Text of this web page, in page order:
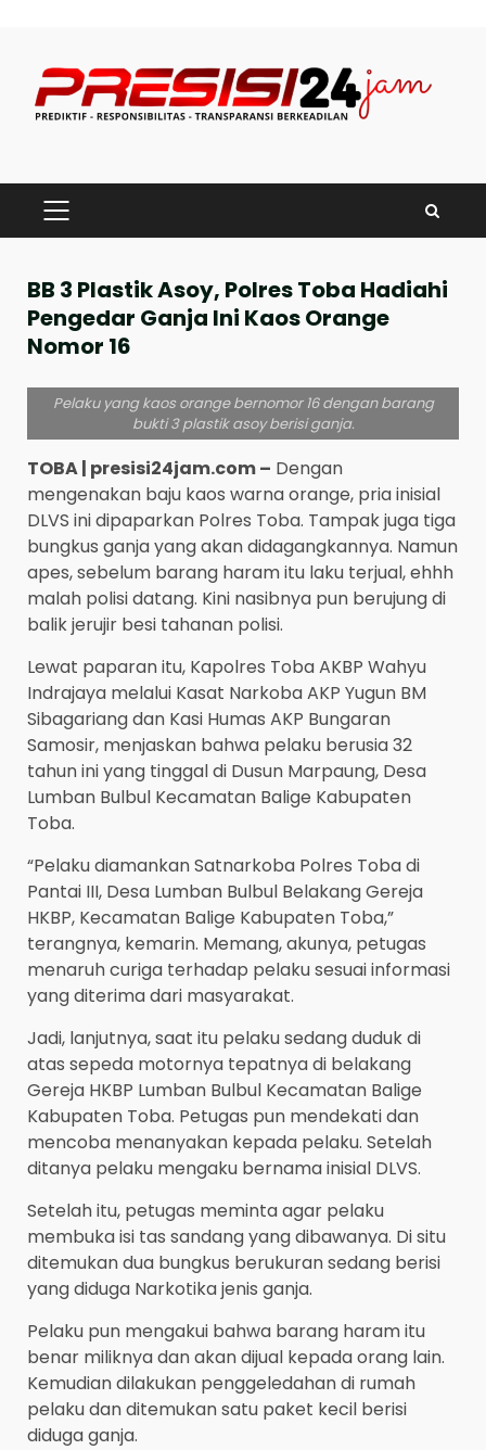
content
PRIMARY
MENU
BB 3 Plastik Asoy, Polres Toba Hadiahi
Pengedar Ganja Ini Kaos Orange
Nomor 16
Pelaku yang kaos orange bernomor 16 dengan barang
bukti 3 plastik asoy berisi ganja.
TOBA | presisi24jam.com – Dengan
mengenakan baju kaos warna orange, pria inisial
DLVS ini dipaparkan Polres Toba. Tampak juga tiga
bungkus ganja yang akan didagangkannya. Namun
apes, sebelum barang haram itu laku terjual, ehhh
malah polisi datang. Kini nasibnya pun berujung di
balik jerujir besi tahanan polisi.
Lewat paparan itu, Kapolres Toba AKBP Wahyu
Indrajaya melalui Kasat Narkoba AKP Yugun BM
Sibagariang dan Kasi Humas AKP Bungaran
Samosir, menjaskan bahwa pelaku berusia 32
tahun ini yang tinggal di Dusun Marpaung, Desa
Lumban Bulbul Kecamatan Balige Kabupaten
Toba.
“Pelaku diamankan Satnarkoba Polres Toba di
Pantai III, Desa Lumban Bulbul Belakang Gereja
HKBP, Kecamatan Balige Kabupaten Toba,”
terangnya, kemarin. Memang, akunya, petugas
menaruh curiga terhadap pelaku sesuai informasi
yang diterima dari masyarakat.
Jadi, lanjutnya, saat itu pelaku sedang duduk di
atas sepeda motornya tepatnya di belakang
Gereja HKBP Lumban Bulbul Kecamatan Balige
Kabupaten Toba. Petugas pun mendekati dan
mencoba menanyakan kepada pelaku. Setelah
ditanya pelaku mengaku bernama inisial DLVS.
Setelah itu, petugas meminta agar pelaku
membuka isi tas sandang yang dibawanya. Di situ
ditemukan dua bungkus berukuran sedang berisi
yang diduga Narkotika jenis ganja.
Pelaku pun mengakui bahwa barang haram itu
benar miliknya dan akan dijual kepada orang lain.
Kemudian dilakukan penggeledahan di rumah
pelaku dan ditemukan satu paket kecil berisi
diduga ganja.